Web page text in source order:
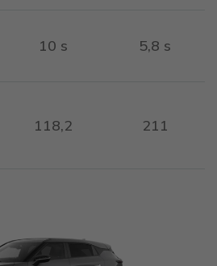
10 s 5,8 s
118,2 211